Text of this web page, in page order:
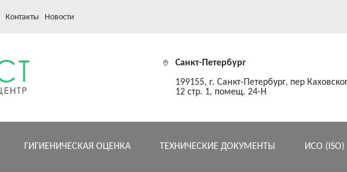
Контакты Новости
Санкт-Петербург
199155, г. Санкт-Петербург, пер
12 стр. 1, помещ. 24-Н
ГИГИЕНИЧЕСКАЯ ОЦЕНКА ТЕХНИЧЕСКИЕ ДОКУМЕНТЫ ИСО (ISO)